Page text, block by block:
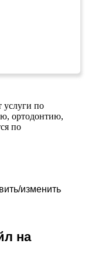
услуги по
ортодонтию,
по
изменить
на